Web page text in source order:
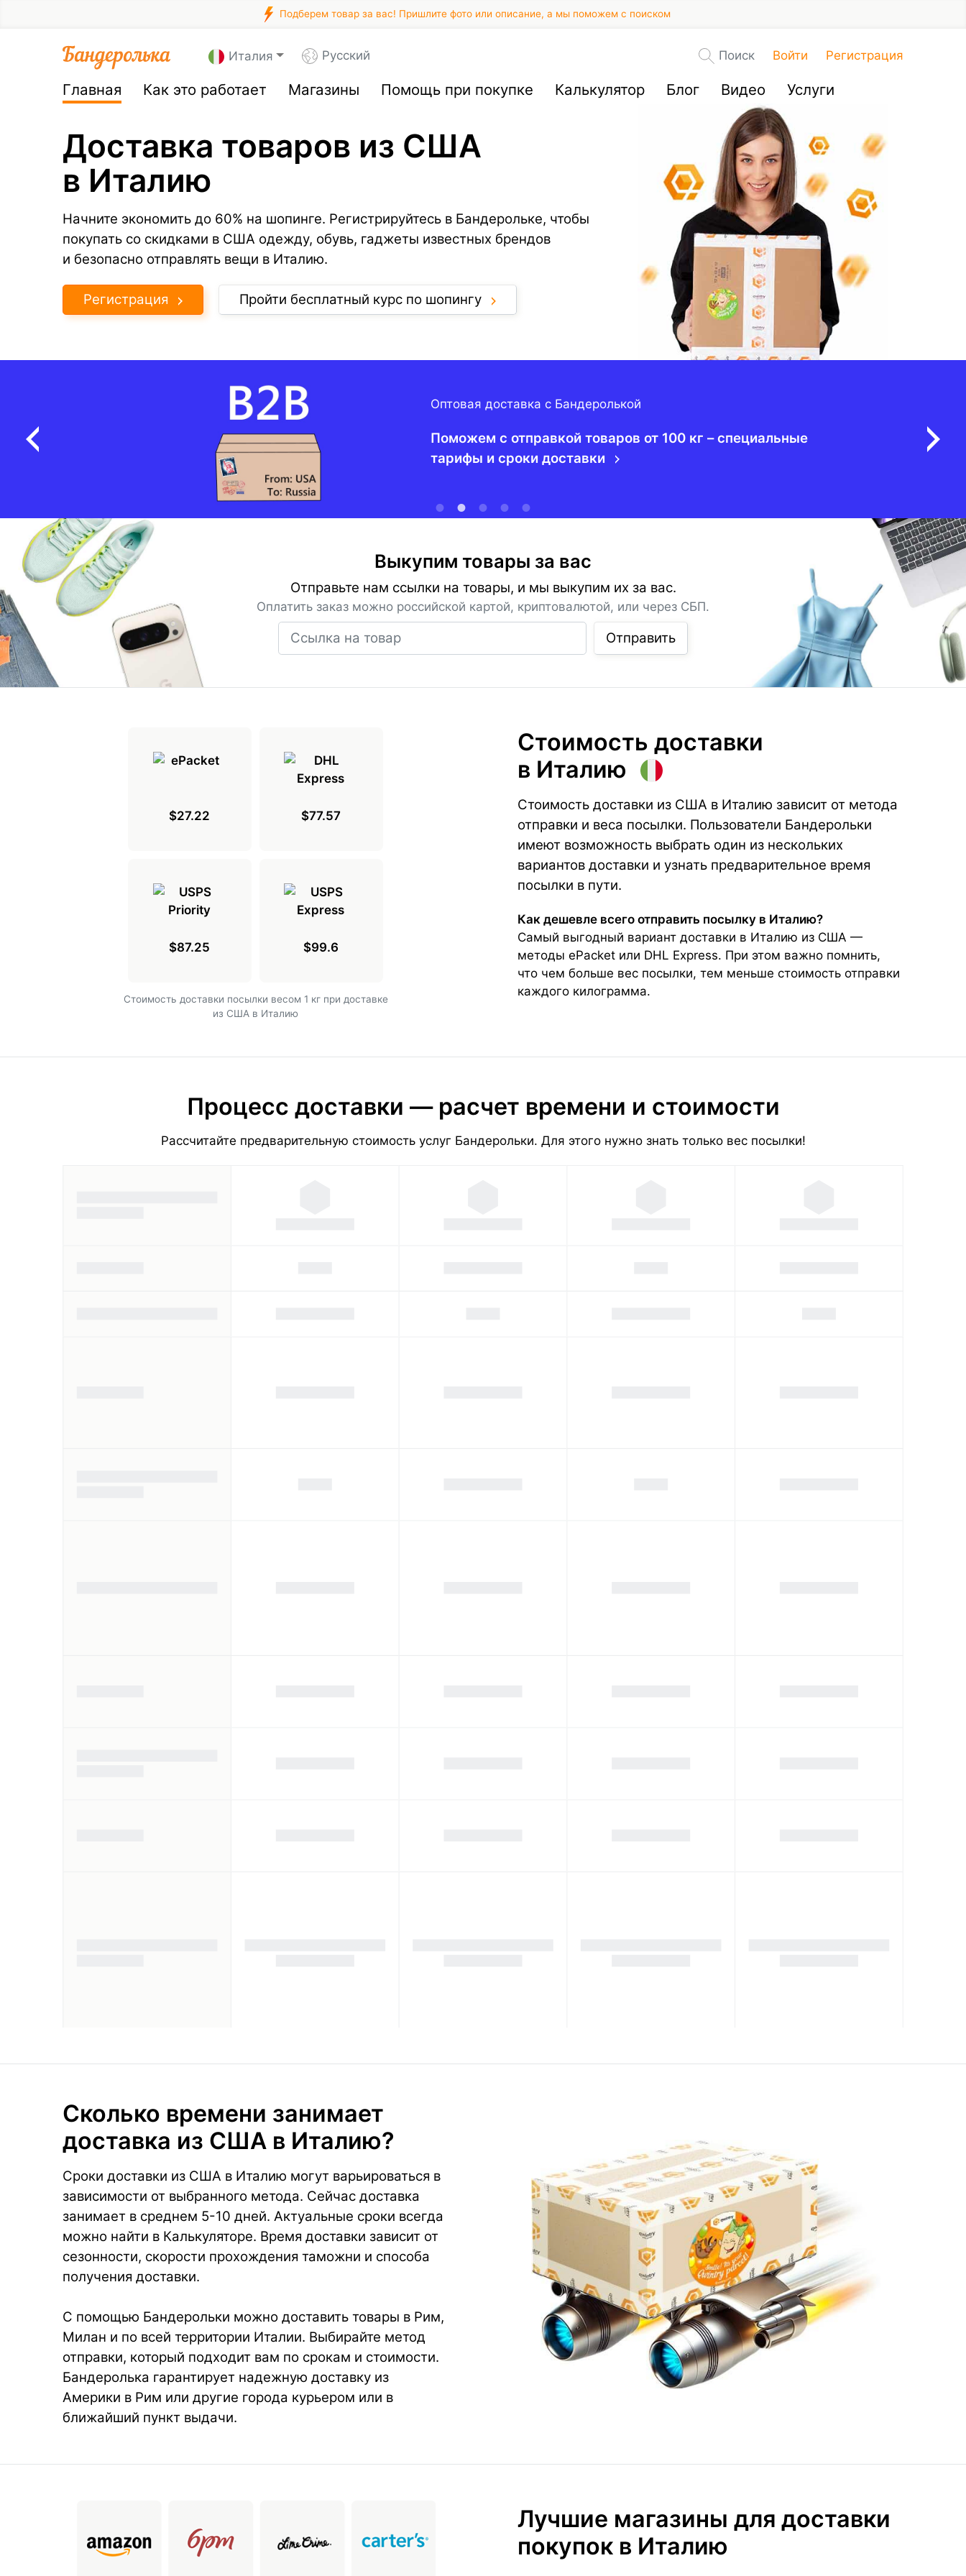
Подберем товар за вас! Пришлите фото или описание, а мы поможем с поиском
Италия Русский Поиск Войти Регистрация
Главная Как это работает Магазины Помощь при покупке Калькулятор Блог Видео Услуги
Доставка товаров из США
в Италию
Начните экономить до 60% на шопинге. Регистрируйтесь в Бандерольке, чтобы
покупать со скидками в США одежду, обувь, гаджеты известных брендов
и безопасно отправлять вещи в Италию.
Регистрация Пройти бесплатный курс по шопингу
Оптовая доставка с Бандеролькой
Поможем с отправкой товаров от 100 кг – специальные
тарифы и сроки доставки
Выкупим товары за вас
Отправьте нам ссылки на товары, и мы выкупим их за вас.
Оплатить заказ можно российской картой, криптовалютой, или через СБП.
Отправить
Стоимость доставки
в Италию
Стоимость доставки из США в Италию зависит от метода
отправки и веса посылки. Пользователи Бандерольки
имеют возможность выбрать один из нескольких
вариантов доставки и узнать предварительное время
посылки в пути.
Как дешевле всего отправить посылку в Италию?
Самый выгодный вариант доставки в Италию из США —
методы ePacket или DHL Express. При этом важно помнить,
что чем больше вес посылки, тем меньше стоимость отправки
каждого килограмма.
$27.22 $77.57
$87.25 $99.6
Cтоимость доставки посылки весом 1 кг при доставке
из США в Италию
Процесс доставки — расчет времени и стоимости
Рассчитайте предварительную стоимость услуг Бандерольки. Для этого нужно знать только вес посылки!
Сколько времени занимает
доставка из США в Италию?
Сроки доставки из США в Италию могут варьироваться в
зависимости от выбранного метода. Сейчас доставка
занимает в среднем 5-10 дней. Актуальные сроки всегда
можно найти в Калькуляторе. Время доставки зависит от
сезонности, скорости прохождения таможни и способа
получения доставки.
С помощью Бандерольки можно доставить товары в Рим,
Милан и по всей территории Италии. Выбирайте метод
отправки, который подходит вам по срокам и стоимости.
Бандеролька гарантирует надежную доставку из
Америки в Рим или другие города курьером или в
ближайший пункт выдачи.
Лучшие магазины для доставки
покупок в Италию